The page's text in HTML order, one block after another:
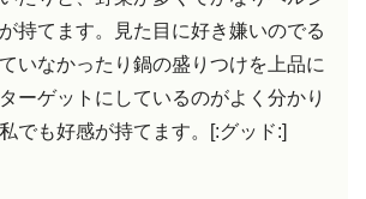
持てます。見た目に好き嫌いのでる
いなかったり鍋の盛りつけを上品に
ーゲットにしているのがよく分かり
でも好感が持てます。[:グッド:]